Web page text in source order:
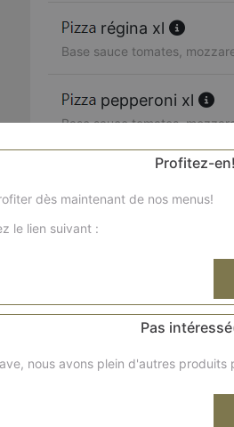
régina xl
Base sauce tomates,
pepperoni xl
Base sauce tomates,
américaine xl
Base sauce tomates,
Base sauce tomates,
tonata xl
Base sauce tomates,
Profitez-
dès maintenant de nos menus!
le lien suivant :
Pas
nous avons plein d'autres produits